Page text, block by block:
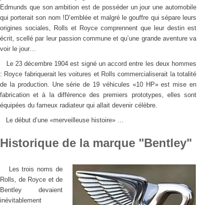
Edmunds que son ambition est de posséder un jour une automobile
qui porterait son nom !D’emblée et malgré le gouffre qui sépare leurs
origines sociales, Rolls et Royce comprennent que leur destin est
écrit, scellé par leur passion commune et qu’une grande aventure va
voir le jour…
Le 23 décembre 1904 est signé un accord entre les deux hommes
: Royce fabriquerait les voitures et Rolls commercialiserait la totalité
de la production. Une série de 19 véhicules «10 HP» est mise en
fabrication et à la différence des premiers prototypes, elles sont
équipées du fameux radiateur qui allait devenir célèbre.
Le début d’une «merveilleuse histoire» …
Historique de la marque "Bentley"
Les trois noms de
Rolls, de Royce et de
Bentley devaient
inévitablement